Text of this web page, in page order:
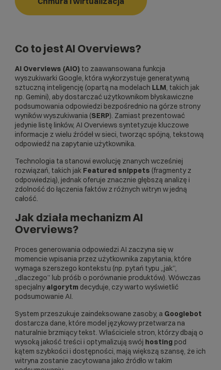
Co to jestAI Overviews?
AI Overviews (AIO) to zaawansowana funkcja
wyszukiwarki Google, która wykorzystuje generatywną
sztuczną inteligencję (opartą na modelach LLM, takich jak
np. Gemini), aby dostarczać użytkownikom błyskawiczne
podsumowania odpowiedzi bezpośrednio na górze strony
wyników wyszukiwania (SERP). Zamiast prezentować
jedynie listę linków, AI Overviews syntetyzuje kluczowe
informacje z wielu źródeł w sieci, tworząc spójną, tekstową
odpowiedź na zapytanie użytkownika.
Technologia ta stanowi ewolucję znanych wcześniej
rozwiązań, takich jak Featured snippets (fragmenty z
odpowiedzią), jednak oferuje znacznie głębszą analizę i
zdolność do łączenia faktów z różnych witryn w jedną
całość.
Jak działa mechanizm AI
Overviews?
Proces generowania odpowiedzi AI zaczyna się w
momencie wpisania przez użytkownika zapytania, które
wymaga szerszego kontekstu (np. pytań typu „jak”,
„dlaczego” lub próśb o porównanie produktów). Wówczas
specjalnyalgorytm decyduje, czy warto wyświetlić
podsumowanie AI.
System przeszukuje zaindeksowane zasoby, a Googlebot
dostarcza dane, które model językowy przetwarza na
naturalnie brzmiący tekst. Właściciele stron, którzy dbają o
wysoką jakość treści i optymalizują swój hosting pod
kątem szybkości i dostępności, mają większą szansę, że ich
witryna zostanie zacytowana jako źródło w takim